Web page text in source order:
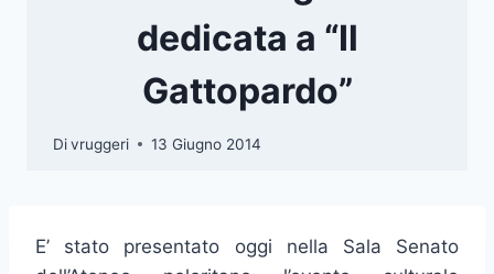
dedicata a “Il
Gattopardo”
Divruggeri 13 Giugno 2014
E’ stato presentato oggi nella Sala Senato